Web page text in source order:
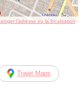
l’adresse ou la localisation
Trajet Maps